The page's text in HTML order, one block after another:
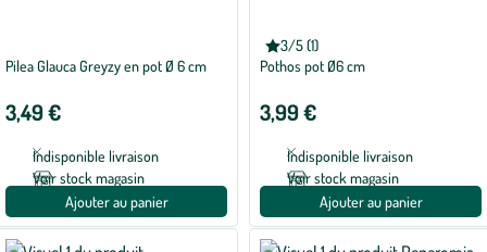
Pilea Glauca Greyzy en pot Ø 6 cm
3,49 €
Indisponible livraison
Voir stock magasin
Ajouter au panier
3/5 (1)
Note
moyenne
sur
5
Pothos pot Ø6 cm
3,99 €
Indisponible livraison
Voir stock magasin
Ajouter au panier